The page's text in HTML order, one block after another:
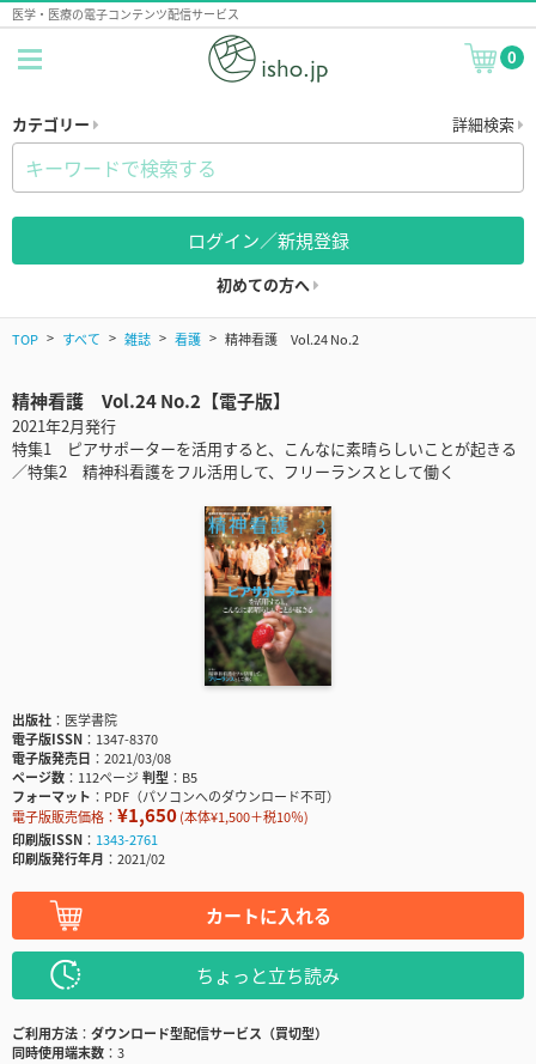
医学・医療の電子コンテンツ配信サービス
0
カテゴリー 詳細検索
ログイン／新規登録
初めての方へ
TOP すべて 雑誌 看護 精神看護 Vol.24 No.2
精神看護 Vol.24 No.2【電子版】
2021年2月発行
特集1 ピアサポーターを活用すると、こんなに素晴らしいことが起きる
／特集2 精神科看護をフル活用して、フリーランスとして働く
出版社
医学書院
電子版ISSN
1347-8370
電子版発売日
2021/03/08
ページ数
112ページ判型
B5
フォーマット
PDF（パソコンへのダウンロード不可）
電子版販売価格： ¥1,650(本体¥1,500＋税10％)
印刷版ISSN
1343-2761
印刷版発行年月
2021/02
カートに入れる
ちょっと立ち読み
ご利用方法
ダウンロード型配信サービス（買切型）
同時使用端末数
3